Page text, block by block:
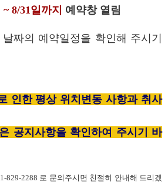
~ 8/31일까지 예약창 열림
짜의 예약일정을 확인해 주시기
인한 평상 위치변동 사항과 취사
공지사항을 확인하여 주시기 바
829-2288 로 문의주시면 친절히 안내해 드리겠